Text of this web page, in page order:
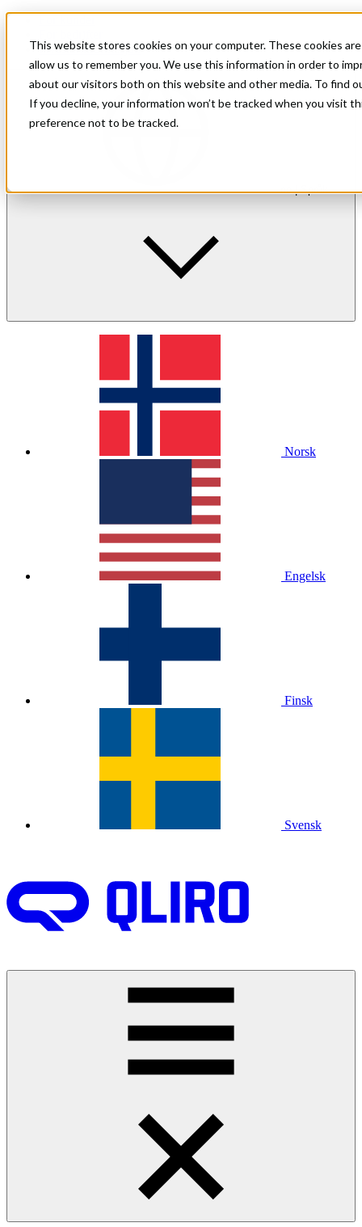
This website stores cookies on your computer. These cookies
allow us to remember you. We use this information in order to
about our visitors both on this website and other media. To find
If you decline, your information won’t be tracked when you visit
preference not to be tracked.
Investorinformasjon
no | Språk
Norsk
Engelsk
Finsk
Svensk